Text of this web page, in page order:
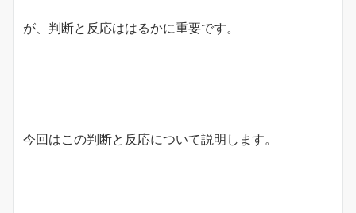
が、判断と反応ははるかに重要です。
今回はこの判断と反応について説明します。